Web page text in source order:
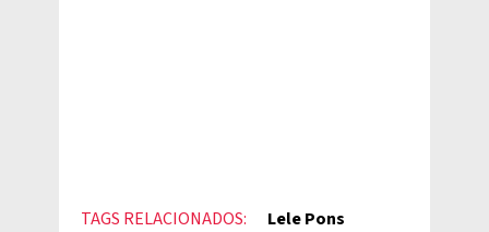
TAGS RELACIONADOS:
Lele Pons